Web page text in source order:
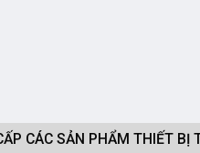
CÁC SẢN PHẨM THIẾT